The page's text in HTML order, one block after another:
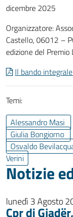
dicembre 2025
Organizzatore:
Castello, 06012 –
edizione del Premio
Il bando
Temi:
Alessandro Masi
Giulia Bongiorno
Osvaldo
Verini
Notizie
lunedì 3 Agosto
Cpr di